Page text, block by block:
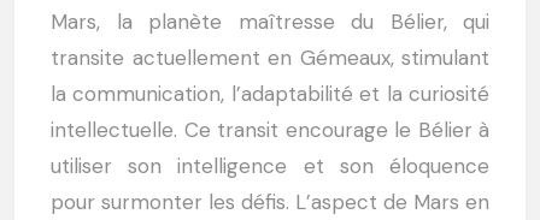
Mars, la planète maîtresse du Bélier, qui
transite actuellement en Gémeaux, stimulant
la communication, l’adaptabilité et la curiosité
intellectuelle. Ce transit encourage le Bélier à
utiliser son intelligence et son éloquence
pour surmonter les défis. L’aspect de Mars en